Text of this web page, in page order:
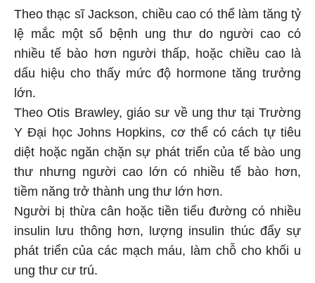
Theo thạc sĩ Jackson, chiều cao có thể làm tăng tỷ
lệ mắc một số bệnh ung thư do người cao có
nhiều tế bào hơn người thấp, hoặc chiều cao là
dấu hiệu cho thấy mức độ hormone tăng trưởng
lớn.
Theo Otis Brawley, giáo sư về ung thư tại Trường
Y Đại học Johns Hopkins, cơ thể có cách tự tiêu
diệt hoặc ngăn chặn sự phát triển của tế bào ung
thư nhưng người cao lớn có nhiều tế bào hơn,
tiềm năng trở thành ung thư lớn hơn.
Người bị thừa cân hoặc tiền tiểu đường có nhiều
insulin lưu thông hơn, lượng insulin thúc đẩy sự
phát triển của các mạch máu, làm chỗ cho khối u
ung thư cư trú.